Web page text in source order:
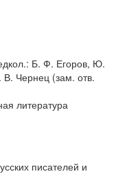
Б. Ф. Егоров, Ю.
Чернец (зам. отв.
литература
писателей и
(до 1917 года).